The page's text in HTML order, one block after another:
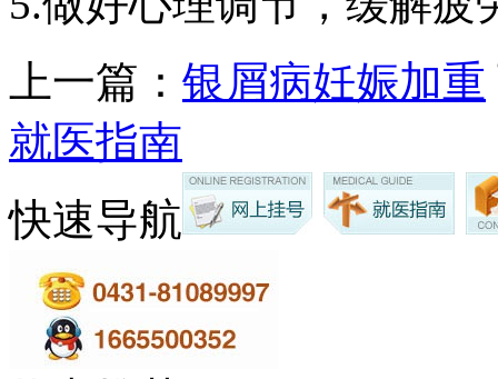
上一篇： 银屑病妊娠加重
就医指南
快速导航